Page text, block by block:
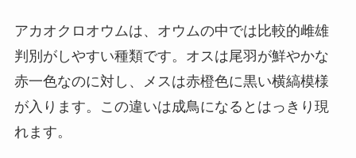
アカオクロオウムは、オウムの中では比較的雌雄
判別がしやすい種類です。オスは尾羽が鮮やかな
赤一色なのに対し、メスは赤橙色に黒い横縞模様
が入ります。この違いは成鳥になるとはっきり現
れます。